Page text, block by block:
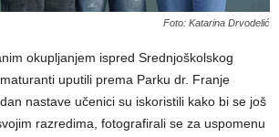
Foto: Katarina Drvodelić
okupljanjem ispred Srednjoškolskog
uputili prema Parku dr. Franje
nastave učenici su iskoristili kako bi se još
razredima, fotografirali se za uspomenu